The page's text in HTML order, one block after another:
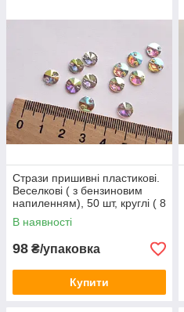
Стрази пришивні пластикові.
Веселкові ( з бензиновим
напиленням), 50 шт, круглі ( 8
мм)
В наявності
98 ₴/упаковка
Купити